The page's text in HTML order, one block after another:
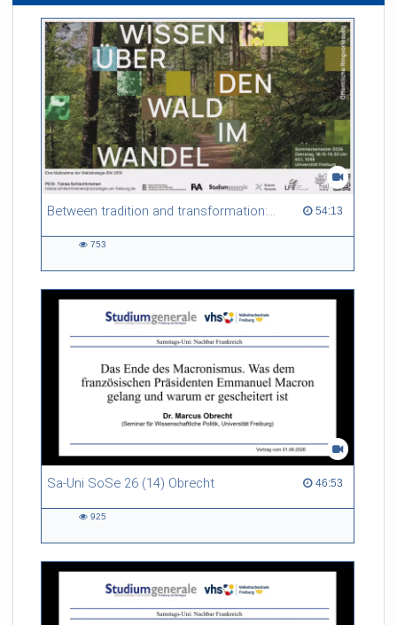
Between tradition and transformation: how owners, advisers and institutions co-create knowledge for resilient forests in Europe 54:13
54:13 duration
753
Sa-Uni SoSe 26 (14) Obrecht 46:53
46:53 duration
925